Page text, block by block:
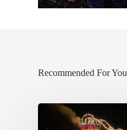
Recommended For You